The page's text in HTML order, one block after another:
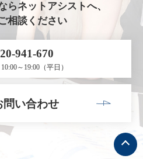
らネットアシストへ、
相談ください
941-670
～19:00（平日）
問い合わせ
ト
ッ
プ